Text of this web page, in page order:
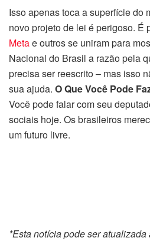
Isso apenas toca a superfície do
novo projeto de lei é perigoso. É
Metae outros se uniram para
Nacional do Brasil a razão pela
precisa ser reescrito – mas isso
sua ajuda. O Que Você Pode
Você pode falar com seu
sociais hoje. Os brasileiros
um futuro livre.
*Esta notícia pode ser